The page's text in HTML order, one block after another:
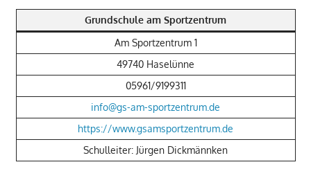
Grundschule am Sportzentrum
Am Sportzentrum 1
49740 Haselünne
05961/9199311
info@gs-am-sportzentrum.de
https://www.gsamsportzentrum.de
Schulleiter: Jürgen Dickmännken